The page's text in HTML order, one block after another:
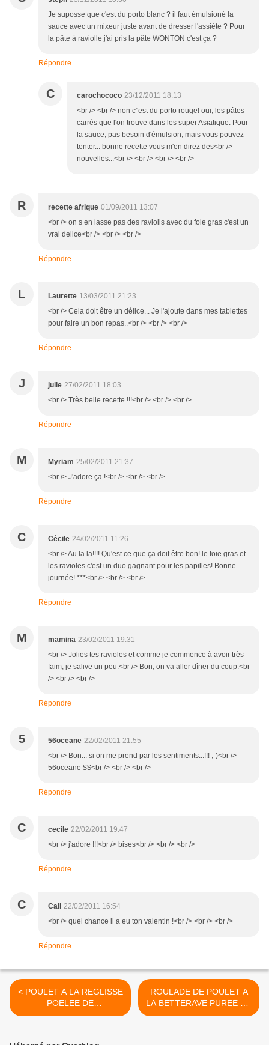
Je suposse que c'est du porto blanc ? il faut émulsioné la
sauce avec un mixeur juste avant de dresser l'assiète ? Pour
la pâte à raviolle j'ai pris la pâte WONTON c'est ça ?
Répondre
C carochococo 23/12/2011 18:13
<br /> <br /> non c"est du porto rouge! oui, les pâtes
carrés que l'on trouve dans les super Asiatique. Pour
la sauce, pas besoin d'émulsion, mais vous pouvez
tenter... bonne recette vous m'en direz des<br />
nouvelles...<br /> <br /> <br /> <br />
R recette afrique 01/09/2011 13:07
<br /> on s en lasse pas des raviolis avec du foie gras c'est un
vrai delice<br /> <br /> <br />
Répondre
L Laurette 13/03/2011 21:23
<br /> Cela doit être un délice... Je l'ajoute dans mes tablettes
pour faire un bon repas..<br /> <br /> <br />
Répondre
J julie 27/02/2011 18:03
<br /> Très belle recette !!!<br /> <br /> <br />
Répondre
M Myriam 25/02/2011 21:37
<br /> J'adore ça !<br /> <br /> <br />
Répondre
C Cécile 24/02/2011 11:26
<br /> Au la la!!!! Qu'est ce que ça doit être bon! le foie gras et
les ravioles c'est un duo gagnant pour les papilles! Bonne
journée! ***<br /> <br /> <br />
Répondre
M mamina 23/02/2011 19:31
<br /> Jolies tes ravioles et comme je commence à avoir très
faim, je salive un peu.<br /> Bon, on va aller dîner du coup.<br
/> <br /> <br />
Répondre
5 56oceane 22/02/2011 21:55
<br /> Bon... si on me prend par les sentiments...!!! ;-)<br />
56oceane $$<br /> <br /> <br />
Répondre
C cecile 22/02/2011 19:47
<br /> j'adore !!!<br /> bises<br /> <br /> <br />
Répondre
C Cali 22/02/2011 16:54
<br /> quel chance il a eu ton valentin !<br /> <br /> <br />
Répondre
< POULET A LA REGLISSE
POELEE DE
TOPINAMBOURS
ROULADE DE POULET A
LA BETTERAVE PUREE DE
PANAIS AU MIEL >